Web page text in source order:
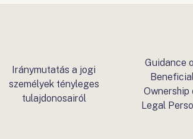
Iránymutatás a jogi
személyek tényleges
tulajdonosairól
Guidance
Ownership
Legal